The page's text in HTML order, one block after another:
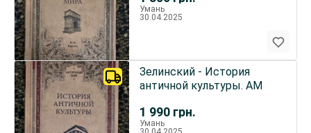
Умань
30.04.2025
1 990 грн.
Зелинский - История
античной культуры. АМ
Умань